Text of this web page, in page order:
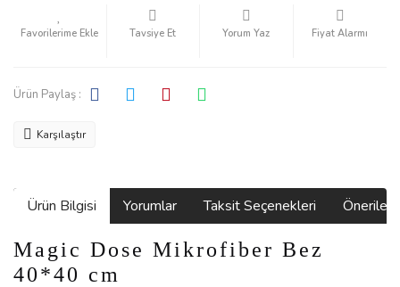
Tavsiye Et Yorum Yaz Fiyat Alarmı
Ürün Paylaş :
Karşılaştır
Ürün Bilgisi Yorumlar Taksit Seçenekleri
Magic Dose Mikrofiber Bez
40*40 cm